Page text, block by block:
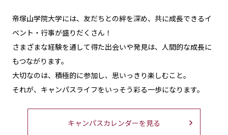
帝塚山学院大学には、友だちとの絆を深め、共に成長できるイ
ベント・行事が盛りだくさん！
さまざまな経験を通して得た出会いや発見は、人間的な成長に
もつながります。
大切なのは、積極的に参加し、思いっきり楽しむこと。
それが、キャンパスライフをいっそう彩る一歩になります。
キャンパスカレンダーを見る